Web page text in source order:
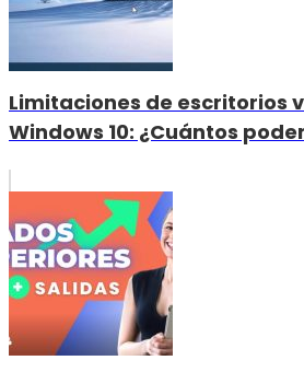
Limitaciones de escritorios
Windows 10: ¿Cuántos